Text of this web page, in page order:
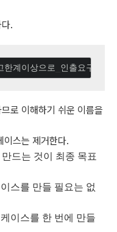
.
한계이상으로
로 이해하기 쉬운 이름을
이스는 제거한다.
드는 것이 최종 목표
스를 만들 필요는 없
이스를 한 번에 만들